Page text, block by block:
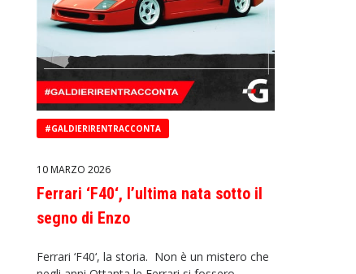
#GALDIERIRENTRACCONTA
10 MARZO 2026
Ferrari ‘F40‘, l’ultima nata sotto il
segno di Enzo
Ferrari ‘F40‘, la storia. Non è un mistero che